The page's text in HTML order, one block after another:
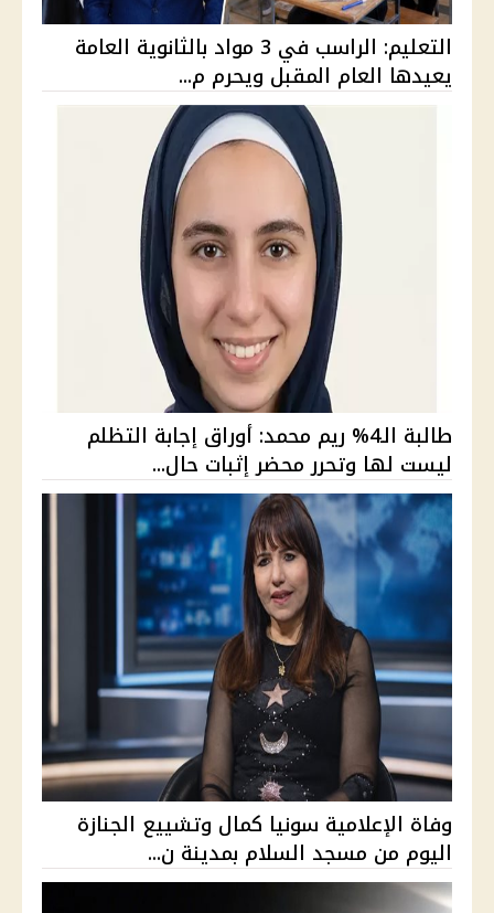
التعليم: الراسب في 3 مواد بالثانوية العامة
يعيدها العام المقبل ويحرم م...
طالبة الـ4% ريم محمد: أوراق إجابة التظلم
ليست لها وتحرر محضر إثبات حال...
وفاة الإعلامية سونيا كمال وتشييع الجنازة
اليوم من مسجد السلام بمدينة ن...